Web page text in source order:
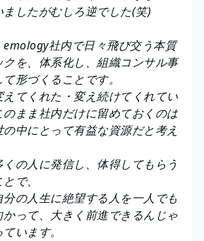
したがむしろ逆でした(笑)
社内で日々飛び交う本質
を、体系化し、組織コンサル事
形づくることです。
てくれた・変え続けてくれてい
まま社内だけに留めておくのは
の中にとって有益な資源だと考え
の人に発信し、体得してもらう
で、
の人生に絶望する人を一人でも
って、大きく前進できるんじゃ
います。